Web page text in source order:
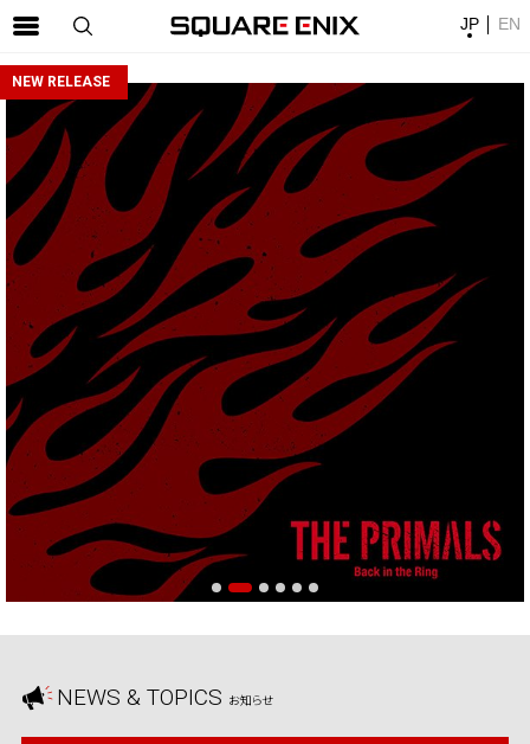
SQUARE ENIX 公式サイトメニュー
ゲーム
マガジン＆ブックス
ミュージック
グッズ
ストア
メンバーズ
動画
コラム
会社情報 採用情報
SQUARE ENIX サイト内検索
JP EN
NEW RELEASE
NEWS & TOPICS お知らせ